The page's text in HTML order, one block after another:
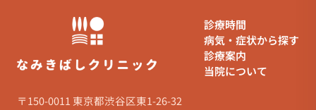
〒150-0011 東京都渋谷区東1-26-32
診療時間
病気・症状から探す
診療案内
当院について